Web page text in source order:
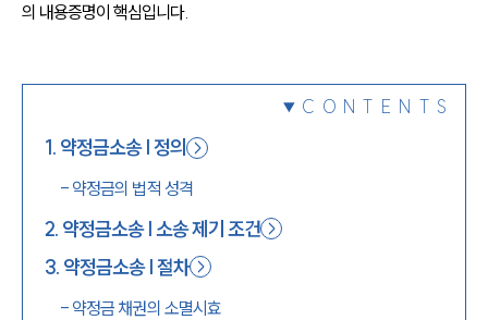
의 내용증명이 핵심입니다.
CONTENTS
1. 약정금소송 | 정의
- 약정금의 법적 성격
2. 약정금소송 | 소송 제기 조건
3. 약정금소송 | 절차
- 약정금 채권의 소멸시효